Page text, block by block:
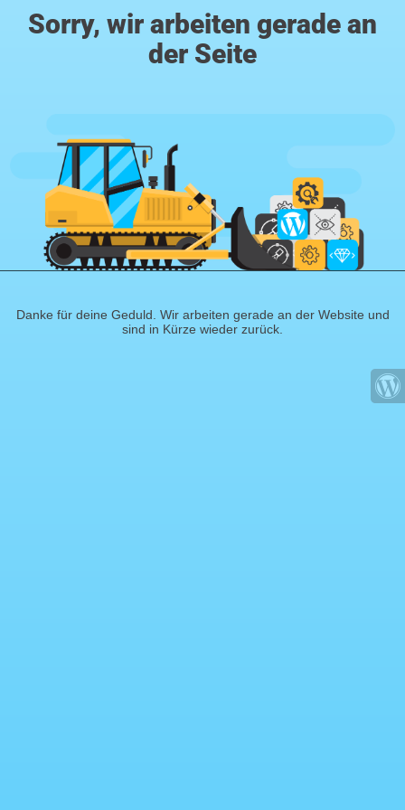
Sorry, wir arbeiten gerade an
der Seite
Danke für deine Geduld. Wir arbeiten gerade an der Website und
sind in Kürze wieder zurück.